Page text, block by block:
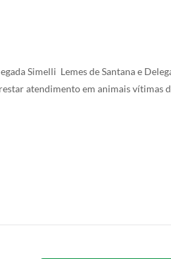
Simelli Lemes de Santana e
atendimento em animais vítimas